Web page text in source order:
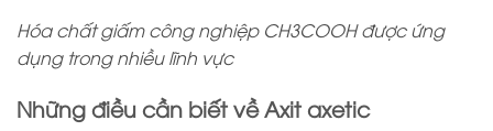
Hóa chất giấm công nghiệp CH3COOH được ứng
dụng trong nhiều lĩnh vực
Những điều cần biết về Axit axetic